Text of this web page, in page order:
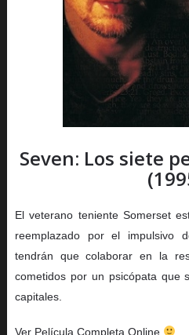
Seven: Los siete
El veterano teniente Somerset
reemplazado por el impulsivo
tendrán que colaborar en la
cometidos por un psicópata que
capitales.
Ver Película Completa Online